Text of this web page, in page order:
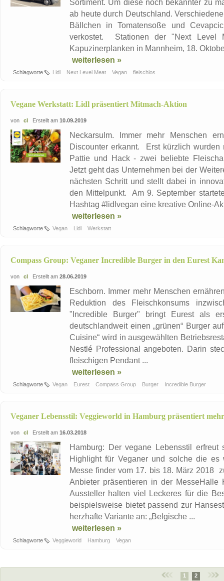
Sortiment. Um diese noch bekannter zu
ab heute durch Deutschland.
Bällchen in Tomatensoße und
verkostet. Stationen der "Next Level
Kapuzinerplanken in Mannheim, 18.
weiterlesen »
Schlagworte Lidl Next Level Meat Vegan fleischlos
Vegane Werkstatt: Lidl präsentiert Mitmach-Aktion
von cl Erstellt am 10.09.2019
Neckarsulm. Immer mehr Menschen
Discounter erkannt. Erst kürzlich
Pattie und Hack - zwei beliebte
Jetzt geht das Unternehmen bei der
nächsten Schritt und stellt dabei in
den Mittelpunkt. Am 9. September
Hashtag #lidlvegan eine kreative Online-
weiterlesen »
Schlagworte Vegan Lidl Werkstatt
Compass Group: Veganer Incredible Burger in den Eurest
von cl Erstellt am 28.06.2019
Eschborn. Immer mehr Menschen
Reduktion des Fleischkonsums
"Incredible Burger" bringt Eurest als
deutschlandweit einen „grünen“ Burger
Cuisine“ wird in ausgewählten
Nestlé Professional angeboten. Darin
fleischigen Pendant ...
weiterlesen »
Schlagworte Vegan Eurest Compass Group Burger Incredible Burger
Veganer Lebensstil: Veggieworld in Hamburg präsentiert
von cl Erstellt am 16.03.2018
Hamburg: Der vegane Lebensstil
Highlight für Veganer und solche die
Messe finder vom 17. bis 18. März 2018
Anbieter präsentieren in der
Aussteller halten viel Leckeres für die
beispielsweise bietet passend zur
herzhafte Variante an: „Belgische ...
weiterlesen »
Schlagworte Veggieworld Hamburg Vegan
1 2